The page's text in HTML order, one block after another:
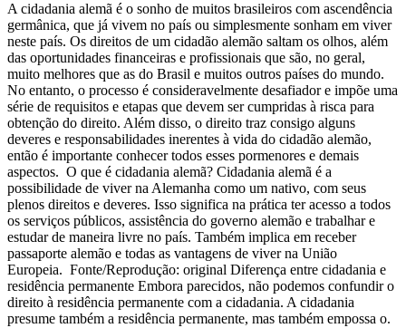
A cidadania alemã é o sonho de muitos brasileiros com ascendência
germânica, que já vivem no país ou simplesmente sonham em viver
neste país. Os direitos de um cidadão alemão saltam os olhos, além
das oportunidades financeiras e profissionais que são, no geral,
muito melhores que as do Brasil e muitos outros países do mundo.
No entanto, o processo é consideravelmente desafiador e impõe uma
série de requisitos e etapas que devem ser cumpridas à risca para
obtenção do direito. Além disso, o direito traz consigo alguns
deveres e responsabilidades inerentes à vida do cidadão alemão,
então é importante conhecer todos esses pormenores e demais
aspectos. O que é cidadania alemã? Cidadania alemã é a
possibilidade de viver na Alemanha como um nativo, com seus
plenos direitos e deveres. Isso significa na prática ter acesso a todos
os serviços públicos, assistência do governo alemão e trabalhar e
estudar de maneira livre no país. Também implica em receber
passaporte alemão e todas as vantagens de viver na União
Europeia. Fonte/Reprodução: original Diferença entre cidadania e
residência permanente Embora parecidos, não podemos confundir o
direito à residência permanente com a cidadania. A cidadania
presume também a residência permanente, mas também empossa o.